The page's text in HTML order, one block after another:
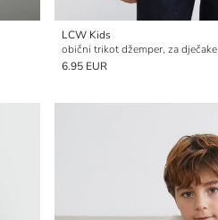
LCW Kids
obični trikot džemper, za dječake
6.95 EUR